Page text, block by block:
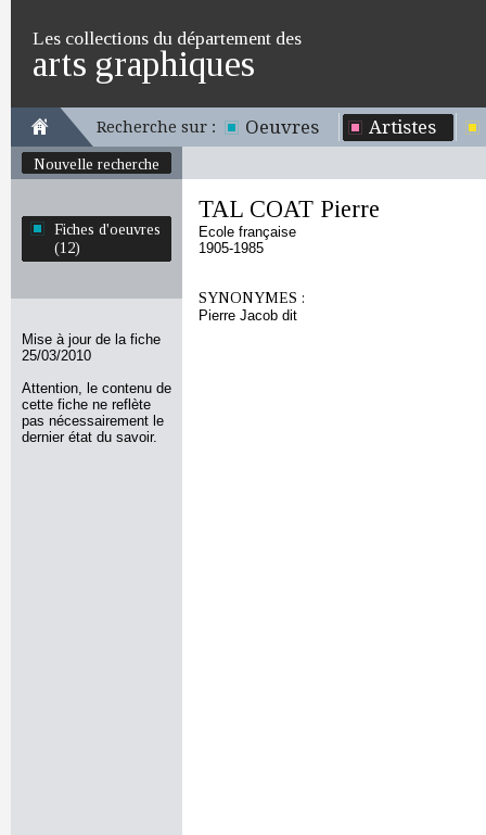
Les collections du département des
arts graphiques
Recherche sur : Oeuvres Artistes
Nouvelle recherche
Fiches d'oeuvres
(12)
Mise à jour de la fiche
25/03/2010
Attention, le contenu de
cette fiche ne reflète
pas nécessairement le
dernier état du savoir.
TAL COAT Pierre
Ecole française
1905-1985
SYNONYMES :
Pierre Jacob dit